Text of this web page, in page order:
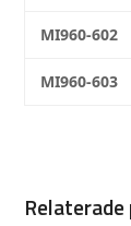
MI960-602
MI960-603